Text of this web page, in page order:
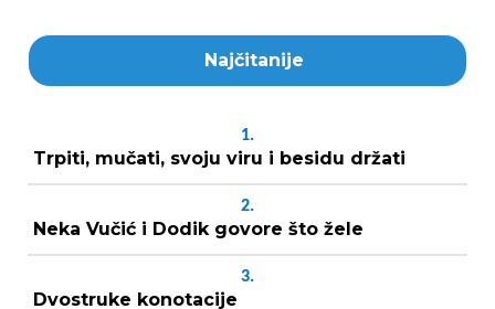
Najčitanije
1.
Trpiti, mučati, svoju viru i besidu držati
2.
Neka Vučić i Dodik govore što žele
3.
Dvostruke konotacije